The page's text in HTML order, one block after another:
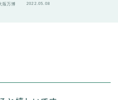
阪万博 2022.05.08